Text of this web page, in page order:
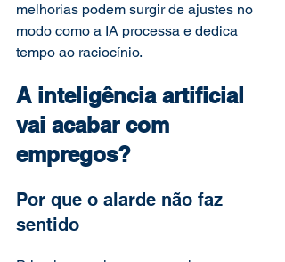
melhorias podem surgir de ajustes no
modo como a IA processa e dedica
tempo ao raciocínio.
A inteligência artificial
vai acabar com
empregos?
Por que o alarde não faz
sentido